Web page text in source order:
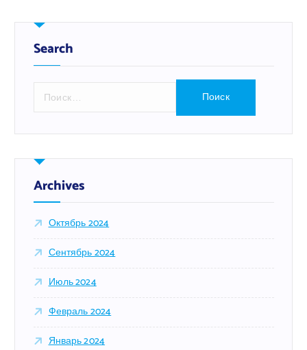
Search
т
:
Archives
Октябрь 2024
Сентябрь 2024
Июль 2024
Февраль 2024
Январь 2024